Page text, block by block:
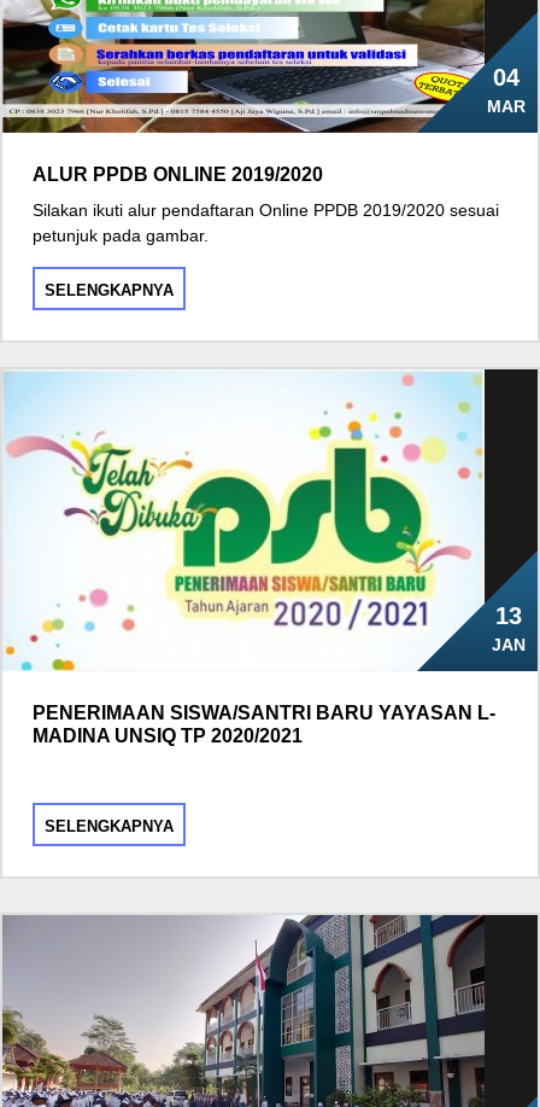
04
MAR
ALUR PPDB ONLINE 2019/2020
Silakan ikuti alur pendaftaran Online PPDB 2019/2020 sesuai
petunjuk pada gambar.
SELENGKAPNYA
13
JAN
PENERIMAAN SISWA/SANTRI BARU YAYASAN L-
MADINA UNSIQ TP 2020/2021
SELENGKAPNYA